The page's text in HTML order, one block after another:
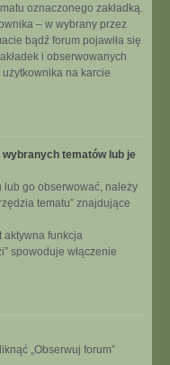
oznaczonego zakładką.
– w wybrany przez
bądź forum pojawiła się
i obserwowanych
na karcie
wybranych tematów lub je
lub go obserwować, należy
tematu” znajdujące
aktywna funkcja
spowoduje włączenie
„Obserwuj forum”